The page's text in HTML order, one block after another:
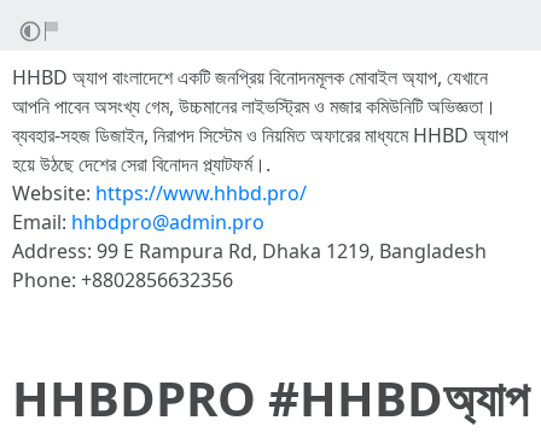
HHBD অ্যাপ বাংলাদেশে একটি জনপ্রিয় বিনোদনমূলক মোবাইল অ্যাপ, যেখানে
আপনি পাবেন অসংখ্য গেম, উচ্চমানের লাইভস্ট্রিম ও মজার কমিউনিটি অভিজ্ঞতা।
ব্যবহার-সহজ ডিজাইন, নিরাপদ সিস্টেম ও নিয়মিত অফারের মাধ্যমে HHBD অ্যাপ
হয়ে উঠছে দেশের সেরা বিনোদন প্ল্যাটফর্ম।.
Website: https://www.hhbd.pro/
Email: hhbdpro@admin.pro
Address: 99 E Rampura Rd, Dhaka 1219, Bangladesh
Phone: +8802856632356
HHBDPRO #HHBDঅ্যাপ